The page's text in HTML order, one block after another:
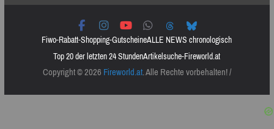
Fiwo-Rabatt-Shopping-GutscheineALLE NEWS chronologisch
Top 20 der letzten 24 StundenArtikelsuche-Fireworld.at
Copyright © 2026Fireworld.at. Alle Rechte vorbehalten! /